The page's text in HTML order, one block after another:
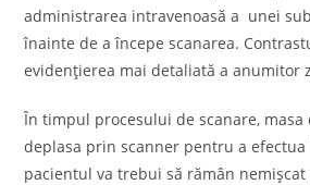
administrarea intravenoasă a unei
înainte de a începe scanarea.
evidențierea mai detaliată a anumitor
În timpul procesului de scanare, masa
deplasa prin scanner pentru a
pacientul va trebui să rămân